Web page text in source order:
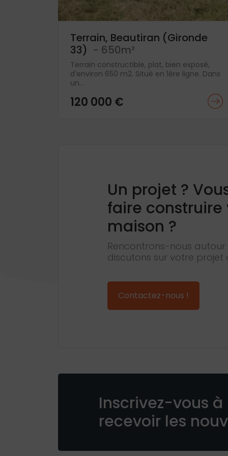
Terrain, Beautiran (Gironde
33) - 650m²
Terrain constructible, plat, bien exposé,
d’environ 650 m2. Situé en 1ère ligne. Dans
un...
120 000 €
Un projet ?
faire construire
maison ?
Rencontrons-nous autour
discutons sur votre projet
Contactez-nous !
Inscrivez-vous
recevoir les